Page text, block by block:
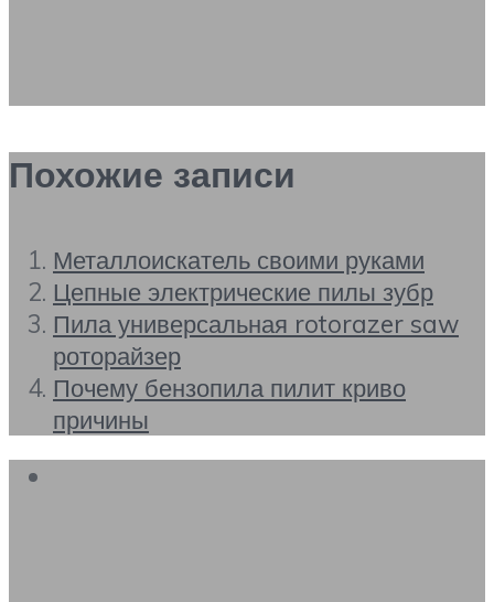
Похожие записи
Металлоискатель своими руками
Цепные электрические пилы зубр
Пила универсальная rotorazer saw
роторайзер
Почему бензопила пилит криво
причины